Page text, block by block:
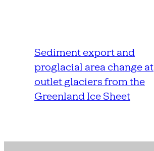
Sediment export and
proglacial area change at
outlet glaciers from the
Greenland Ice Sheet